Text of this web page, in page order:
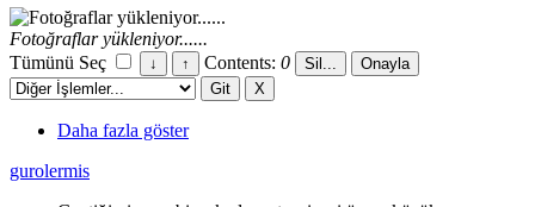
Fotoğraflar yükleniyor......
Tümünü Seç
Contents: 0
Daha fazla göster
gurolermis